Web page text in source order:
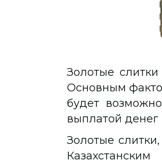
Золотые
Основным
будет
выплатой денег
Золотые